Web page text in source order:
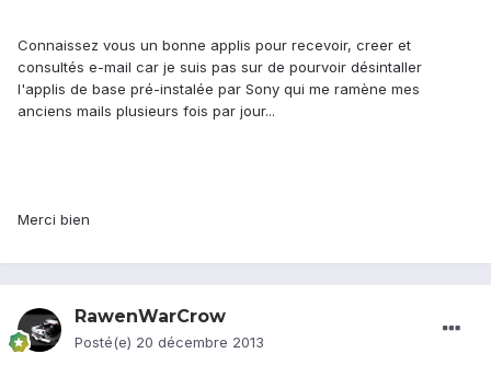
Connaissez vous un bonne applis pour recevoir, creer et
consultés e-mail car je suis pas sur de pourvoir désintaller
l'applis de base pré-instalée par Sony qui me ramène mes
anciens mails plusieurs fois par jour...
Merci bien
RawenWarCrow
Posté(e) 20 décembre 2013